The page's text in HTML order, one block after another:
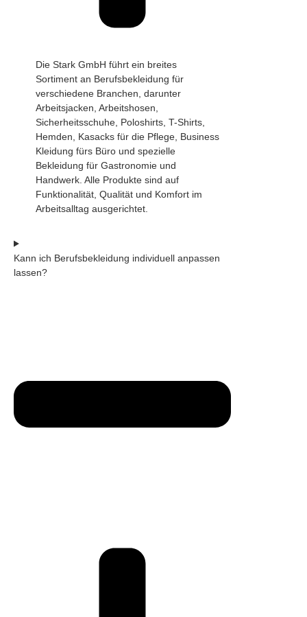
Die Stark GmbH führt ein breites
Sortiment an Berufsbekleidung für
verschiedene Branchen, darunter
Arbeitsjacken, Arbeitshosen,
Sicherheitsschuhe, Poloshirts, T-Shirts,
Hemden, Kasacks für die Pflege, Business
Kleidung fürs Büro und spezielle
Bekleidung für Gastronomie und
Handwerk. Alle Produkte sind auf
Funktionalität, Qualität und Komfort im
Arbeitsalltag ausgerichtet.
Kann ich Berufsbekleidung individuell anpassen
lassen?